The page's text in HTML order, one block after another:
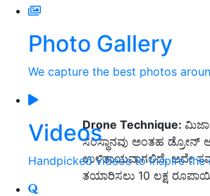
Photo Gallery
We capture the best photos
Videos
Handpicked videos to inspire
Drone Technique:
ಸಂಸ್ಥಾನವು ಅಂತಹ ಡ್ರೋನ್
ಉಳಿತಾಯವಾಗಲಿದೆ.ಅದೇ
ತಯಾರಿಸಲು 10 ಲಕ್ಷ